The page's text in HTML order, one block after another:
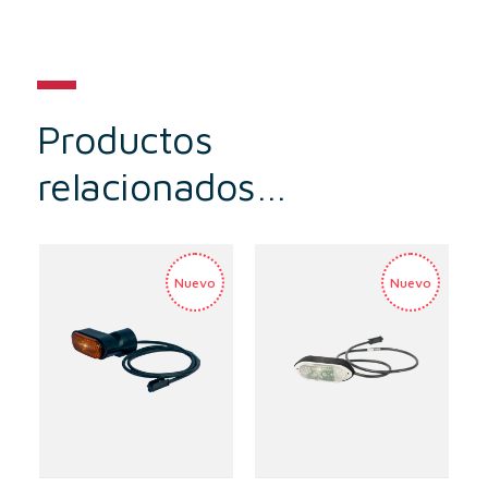
Productos
relacionados…